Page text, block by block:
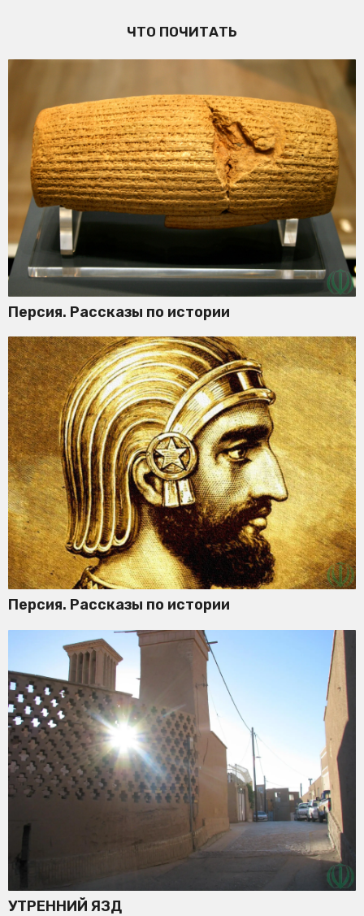
ЧТО ПОЧИТАТЬ
Персия. Рассказы по истории
Персия. Рассказы по истории
УТРЕННИЙ ЯЗД